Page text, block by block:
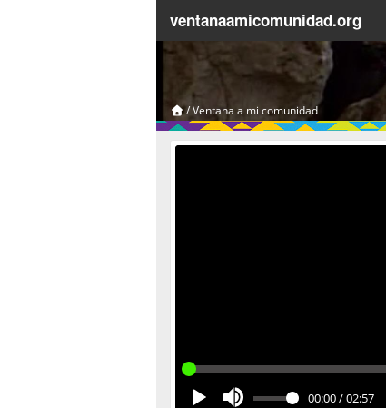
ventanaamicomunidad.org
/Ventana a mi comunidad
00:00/02:57